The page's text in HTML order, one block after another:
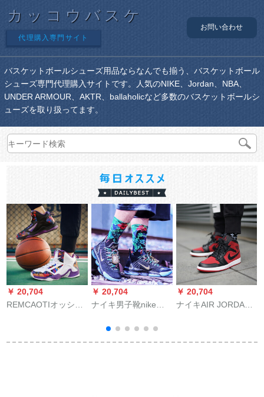
カッコウバスケ
代理購入専門サイト
お問い合わせ
バスケットボールシューズ用品ならなんでも揃う、バスケットボール
シューズ専門代理購入サイトです。人気のNIKE、Jordan、NBA、
UNDER ARMOUR、AKTR、ballaholicなど多数のバスケットボールシ
ューズを取り扱ってます。
￥ 20,704
REMCAOTIオッシブ
ニ・カーオーシ42
￥ 20,704
ナイキ男子靴nike
ズ16代モノクロ緩震
耐摩耗実バレAO
￥ 20,704
ナイキAIR JORDAN
さい禁じられます。